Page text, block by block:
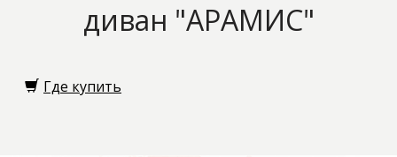
диван "АРАМИС"
Где купить